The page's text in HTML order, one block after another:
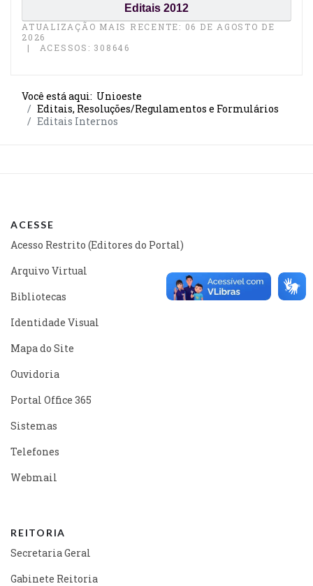
Editais 2012
ATUALIZAÇÃO MAIS RECENTE: 06 DE AGOSTO DE
2026
ACESSOS: 308646
Você está aqui: Unioeste
Editais, Resoluções/Regulamentos e Formulários
Editais Internos
ACESSE
Acesso Restrito (Editores do Portal)
Arquivo Virtual
Bibliotecas
Identidade Visual
Mapa do Site
Ouvidoria
Portal Office 365
Sistemas
Telefones
Webmail
REITORIA
Secretaria Geral
Gabinete Reitoria